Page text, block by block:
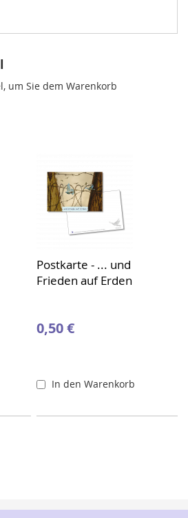
um Sie dem Warenkorb
Postkarte - ... und
Frieden auf Erden
0,50 €
In den Warenkorb